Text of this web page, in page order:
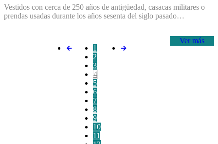
Vestidos con cerca de 250 años de antigüedad, casacas militares o
prendas usadas durante los años sesenta del siglo pasado…
Ver más
1
2
3
4
5
6
7
8
9
10
11